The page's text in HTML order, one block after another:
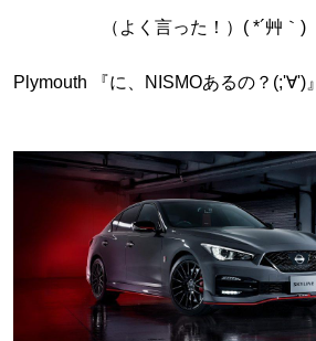
（よく言った！）( *´艸｀)
Plymouth 『に、NISMOあるの？(;'∀')』